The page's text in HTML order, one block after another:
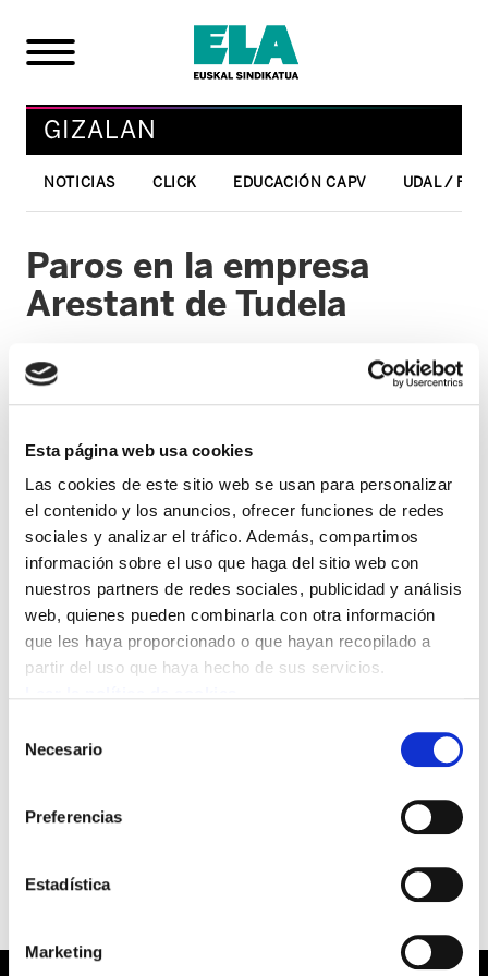
Esta página web usa cookies
Las cookies de este sitio web se usan para personalizar
el contenido y los anuncios, ofrecer funciones de redes
sociales y analizar el tráfico. Además, compartimos
información sobre el uso que haga del sitio web con
nuestros partners de redes sociales, publicidad y análisis
web, quienes pueden combinarla con otra información
que les haya proporcionado o que hayan recopilado a
partir del uso que haya hecho de sus servicios.
Necesario
Preferencias
Estadística
Marketing
GIZALAN
NOTICIAS CLICK EDUCACIÓN CAPV UDAL /
Paros en la empresa
Arestant de Tudela
Arestant S.A de Tudela comenzará una
serie de paros parciales con el objetivo de
desbloquear la negociación del Pacto de
Empresa que en la actualidad está
bloqueado. La dirección de la empresa no
quiere compensar la merma de calidad de
vida que ha supuesto para la plantilla los
insuficiente.
Los paros durarán 10 días, y serán de dos horas por turno.